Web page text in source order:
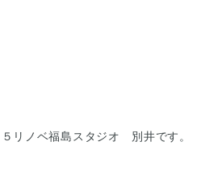
リノベ福島スタジオ 別井です。